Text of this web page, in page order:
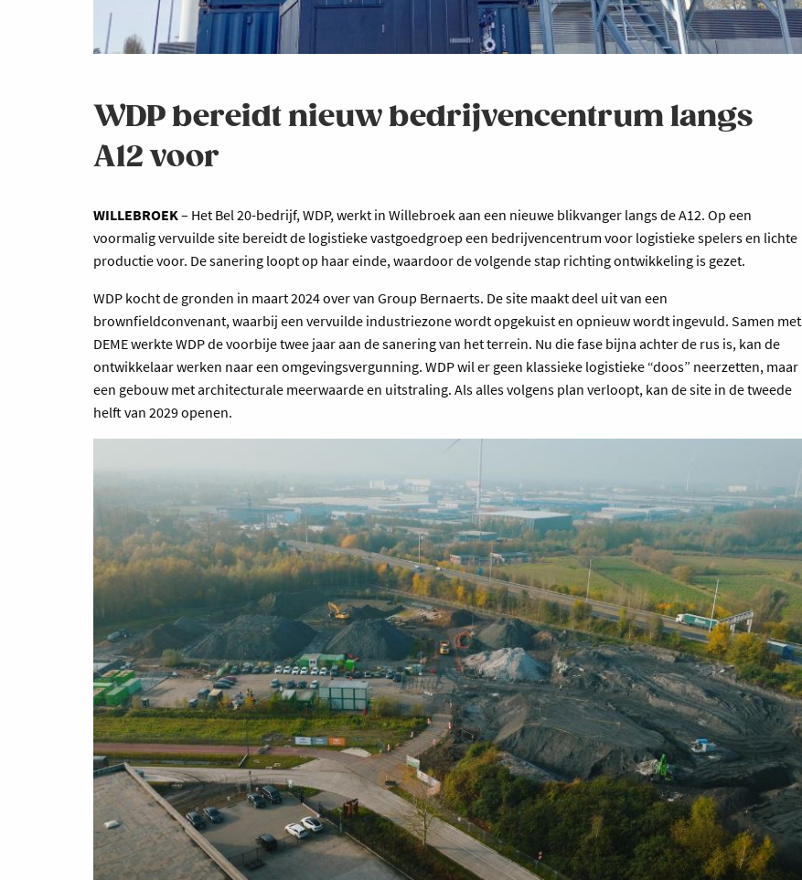
WDP bereidt nieuw bedrijvencentrum langs
A12 voor
WILLEBROEK – Het Bel 20-bedrijf, WDP, werkt in Willebroek aan een nieuwe blikvanger langs de A12. Op een
voormalig vervuilde site bereidt de logistieke vastgoedgroep een bedrijvencentrum voor logistieke spelers en lichte
productie voor. De sanering loopt op haar einde, waardoor de volgende stap richting ontwikkeling is gezet.
WDP kocht de gronden in maart 2024 over van Group Bernaerts. De site maakt deel uit van een
brownfieldconvenant, waarbij een vervuilde industriezone wordt opgekuist en opnieuw wordt ingevuld. Samen met
DEME werkte WDP de voorbije twee jaar aan de sanering van het terrein. Nu die fase bijna achter de rus is, kan de
ontwikkelaar werken naar een omgevingsvergunning. WDP wil er geen klassieke logistieke “doos” neerzetten, maar
een gebouw met architecturale meerwaarde en uitstraling. Als alles volgens plan verloopt, kan de site in de tweede
helft van 2029 openen.